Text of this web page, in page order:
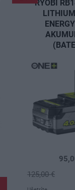
RYOBI
125,00 €